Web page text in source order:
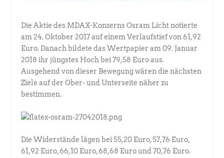
Die Aktie des MDAX-Konzerns Osram Licht notierte
am 24. Oktober 2017 auf einem Verlaufstief von 61,92
Euro. Danach bildete das Wertpapier am 09. Januar
2018 ihr jüngstes Hoch bei 79,58 Euro aus.
Ausgehend von dieser Bewegung wären die nächsten
Ziele auf der Ober- und Unterseite näher zu
bestimmen.
Die Widerstände lägen bei 55,20 Euro, 57,76 Euro,
61,92 Euro, 66,10 Euro, 68,68 Euro und 70,76 Euro.